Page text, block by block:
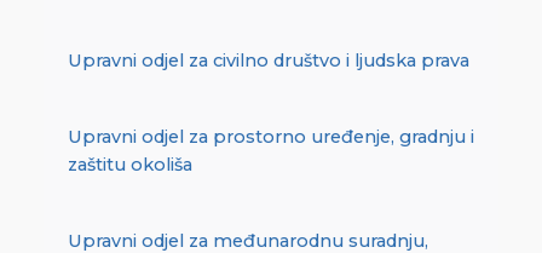
Upravni odjel za civilno društvo i ljudska prava
Upravni odjel za prostorno uređenje, gradnju i
zaštitu okoliša
Upravni odjel za međunarodnu suradnju,